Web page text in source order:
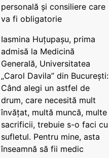
personală și consiliere care
va fi obligatorie
Iasmina Huțupașu, prima
admisă la Medicină
Generală, Universitatea
„Carol Davila” din București:
Când alegi un astfel de
drum, care necesită mult
învățat, multă muncă, multe
sacrificii, trebuie s-o faci cu
sufletul. Pentru mine, asta
înseamnă să fii medic